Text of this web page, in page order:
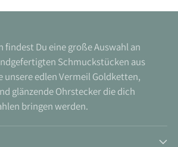
findest Du eine große Auswahl an
Schmuckstücken aus
unsere edlen Vermeil Goldketten,
glänzende Ohrstecker die dich
bringen werden.